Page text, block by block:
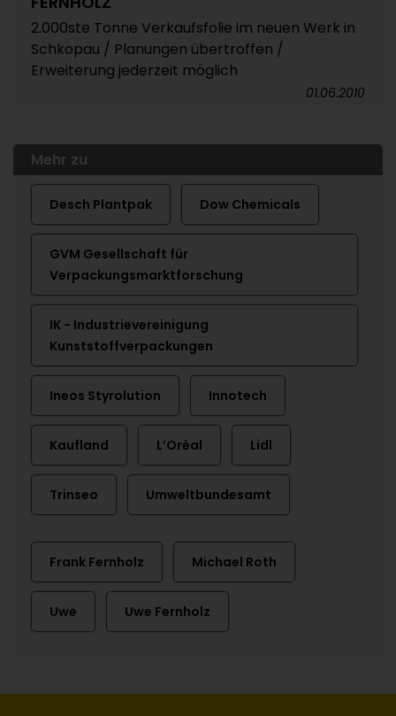
2.000ste Tonne Verkaufsfolie im neuen Werk in
Schkopau / Planungen übertroffen /
Erweiterung jederzeit möglich
01.06.2010
Mehr zu
Desch Plantpak Dow Chemicals
GVM Gesellschaft für
Verpackungsmarktforschung
IK - Industrievereinigung
Kunststoffverpackungen
Ineos Styrolution Innotech
Kaufland L’Oréal Lidl
Trinseo Umweltbundesamt
Frank Fernholz Michael Roth
Uwe Uwe Fernholz